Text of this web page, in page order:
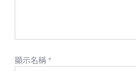
顯示名稱 *